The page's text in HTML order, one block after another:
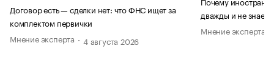
Договор есть — сделки нет: что ФНС ищет за
комплектом первички
Мнение эксперта
4 августа 2026
дважды и не знает
Мнение эксперта